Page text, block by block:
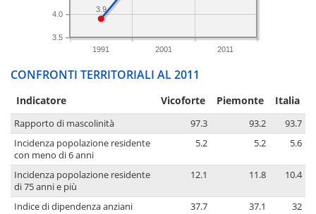
1991 2001 2011
3.5
4.0
3.9
CONFRONTI TERRITORIALI AL 2011
Indicatore Vicoforte Piemonte Italia
Rapporto di mascolinità 97.3 93.2
93.7
Incidenza popolazione residente
con meno di 6 anni
5.2 5.2 5.6
Incidenza popolazione residente
di 75 anni e più
12.1 11.8 10.4
Indice di dipendenza anziani 37.7 37.1
32